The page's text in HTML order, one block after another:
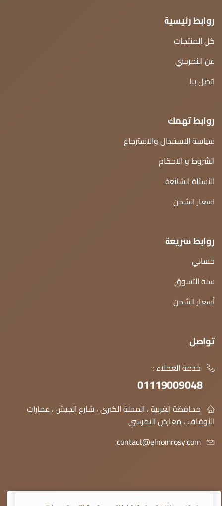
روابط رئيسية
كل المنتجات
عن النمرسي
اتصل بنا
روابط تهمك
سياسة الاستبدال والاسترجاع
الشروط و الاحكام
الأسئلة الشائعة
اسعار الشحن
روابط سريعة
حسابي
سلة التسوق
أسعار الشحن
تواصل
خدمة العملاء :
01119009048
محافظة الغربية ، المحلة الكبرى ، شارع الجيش ، عمارات
الأوقاف ، معارض النمرسي
contact@elnomrosy.com